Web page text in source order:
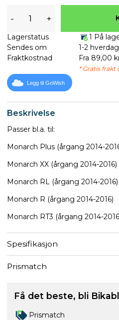
Beskrivelse
Passer bl.a. til:
Monarch Plus (årgang 2014-
Monarch XX (årgang 2014-2016)
Monarch RL (årgang 2014-2016)
Monarch R (årgang 2014-2016)
Monarch RT3 (årgang 2014-
Spesifikasjon
Prismatch
- +
Lagerstatus
1 På
Sendes om
1-2
Fraktkostnad
Fra 89,00
* Gratis frakt
Legg til GoWish
Få det beste, bli
Prismatch